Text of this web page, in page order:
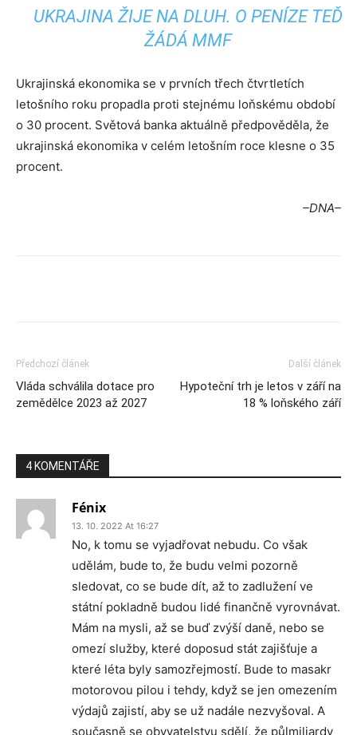
UKRAJINA ŽIJE NA DLUH. O PENÍZE TEĎ
ŽÁDÁ MMF
Ukrajinská ekonomika se v prvních třech čtvrtletích
letošního roku propadla proti stejnému loňskému období
o 30 procent. Světová banka aktuálně předpověděla, že
ukrajinská ekonomika v celém letošním roce klesne o 35
procent.
–DNA–
Předchozí článek
Vláda schválila dotace pro
zemědělce 2023 až 2027
Další článek
Hypoteční trh je letos v září na
18 % loňského září
4 KOMENTÁŘE
Fénix
13. 10. 2022 At 16:27
No, k tomu se vyjadřovat nebudu. Co však
udělám, bude to, že budu velmi pozorně
sledovat, co se bude dít, až to zadlužení ve
státní pokladně budou lidé finančně vyrovnávat.
Mám na mysli, až se buď zvýší daně, nebo se
omezí služby, které doposud stát zajišťuje a
které léta byly samozřejmostí. Bude to masakr
motorovou pilou i tehdy, když se jen omezením
výdajů zajistí, aby se už nadále nezvyšoval. A
současně se obyvatelstvu sdělí, že půlmiliardy